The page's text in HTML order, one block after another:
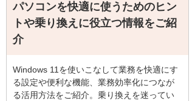
パソコンを快適に使うためのヒン
トや乗り換えに役立つ情報をご紹
介
Windows 11を使いこなして業務を快適にす
る設定や便利な機能、業務効率化につなが
る活用方法をご紹介。乗り換えを迷ってい